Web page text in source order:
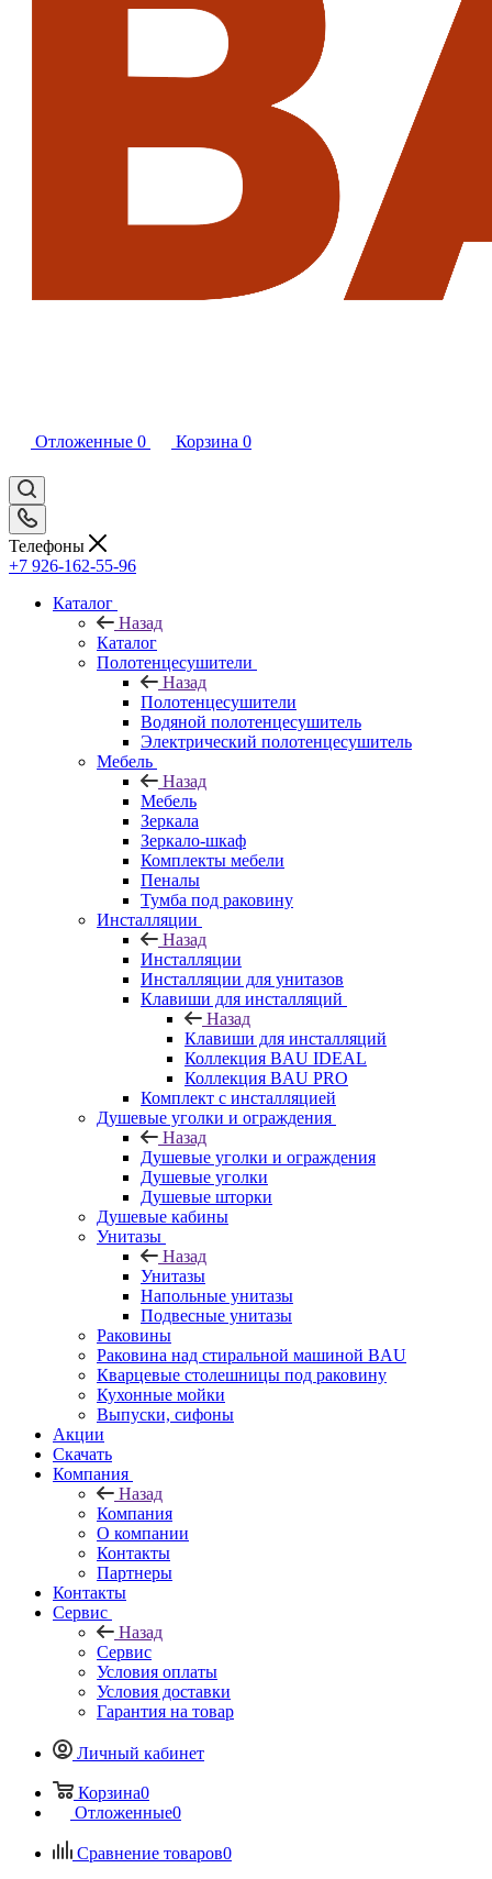
Отложенные 0 Корзина 0
Телефоны
+7 926-162-55-96
Каталог
Назад
Каталог
Полотенцесушители
Назад
Полотенцесушители
Водяной полотенцесушитель
Электрический полотенцесушитель
Мебель
Назад
Мебель
Зеркала
Зеркало-шкаф
Комплекты мебели
Пеналы
Тумба под раковину
Инсталляции
Назад
Инсталляции
Инсталляции для унитазов
Клавиши для инсталляций
Назад
Клавиши для инсталляций
Коллекция BAU IDEAL
Коллекция BAU PRO
Комплект с инсталляцией
Душевые уголки и ограждения
Назад
Душевые уголки и ограждения
Душевые уголки
Душевые шторки
Душевые кабины
Унитазы
Назад
Унитазы
Напольные унитазы
Подвесные унитазы
Раковины
Раковина над стиральной машиной BAU
Кварцевые столешницы под раковину
Кухонные мойки
Выпуски, сифоны
Акции
Скачать
Компания
Назад
Компания
О компании
Контакты
Партнеры
Контакты
Сервис
Назад
Сервис
Условия оплаты
Условия доставки
Гарантия на товар
Личный кабинет
Корзина0
Отложенные0
Сравнение товаров0